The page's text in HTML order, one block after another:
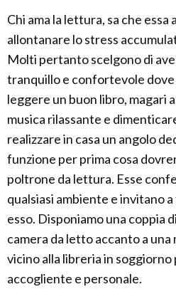
Chi ama la lettura, sa che essa
allontanare lo stress
Molti pertanto scelgono di
tranquillo e confortevole dove
leggere un buon libro, magari
musica rilassante e
realizzare in casa un angolo
funzione per prima cosa
poltrone da lettura. Esse
qualsiasi ambiente e invitano
esso. Disponiamo una coppia
camera da letto accanto a una
vicino alla libreria in
accogliente e personale.